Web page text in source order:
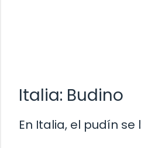
Italia: Budino
En Italia, el pudín se